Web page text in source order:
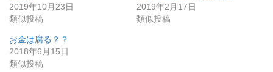
2019年10月23日
類似投稿
2019年2月17日
類似投稿
お金は腐る？？
2018年6月15日
類似投稿